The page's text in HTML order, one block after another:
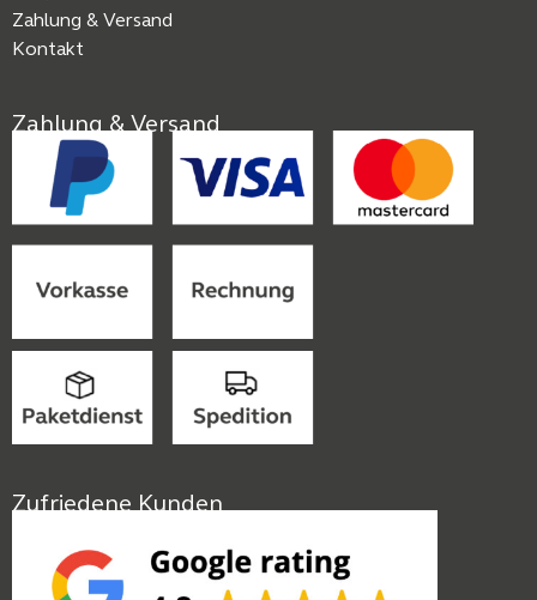
Zahlung & Versand
Kontakt
Zahlung & Versand
Zufriedene Kunden